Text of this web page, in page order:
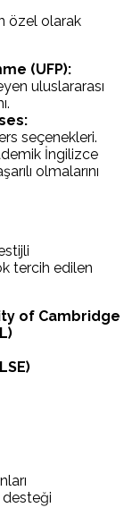
özel olarak
(UFP):
uluslararası
seçenekleri.
İngilizce
olmalarını
tercih edilen
of Cambridge
desteği